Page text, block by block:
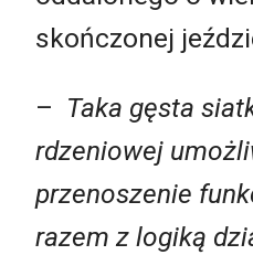
skończonej
– Taka gęsta
rdzeniowej
przenoszenie
razem z logiką